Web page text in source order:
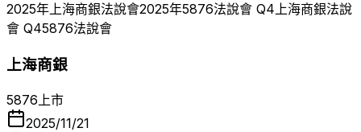
2025年上海商銀法說會2025年5876法說會 Q4上海商銀法說
會 Q45876法說會
上海商銀
5876 上市
2025/11/21